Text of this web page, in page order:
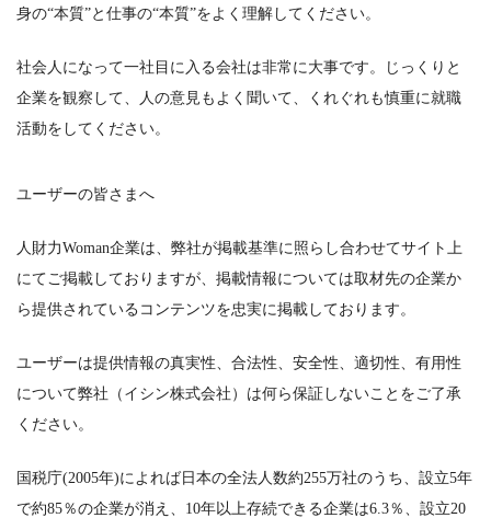
身の“本質”と仕事の“本質”をよく理解してください。
社会人になって一社目に入る会社は非常に大事です。じっくりと
企業を観察して、人の意見もよく聞いて、くれぐれも慎重に就職
活動をしてください。
ユーザーの皆さまへ
人財力Woman企業は、弊社が掲載基準に照らし合わせてサイト上
にてご掲載しておりますが、掲載情報については取材先の企業か
ら提供されているコンテンツを忠実に掲載しております。
ユーザーは提供情報の真実性、合法性、安全性、適切性、有用性
について弊社（イシン株式会社）は何ら保証しないことをご了承
ください。
国税庁(2005年)によれば日本の全法人数約255万社のうち、設立5年
で約85％の企業が消え、10年以上存続できる企業は6.3％、設立20